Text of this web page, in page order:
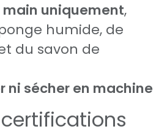
main uniquement,
humide, de
du savon de
ni sécher en machine